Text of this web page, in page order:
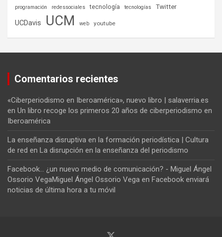
programación
redessociales tecnología tecnologías Twitter
UCDavis UCM web youtube
Comentarios recientes
«Ciberperiodismo en Iberoamérica», nuevo libro | salaverria.es
en Un libro recoge los primeros 20 años de ciberperiodismo en
Iberoamérica
La enseñanza disruptiva en la formación periodística | Cultura
de red en La disrupción en la enseñanza del periodismo
Facebook... ¿un nuevo medio de comunicación? - Miguel Ángel
Ossorio VegaMiguel Ángel Ossorio Vega en Facebook enviará
noticias de última hora a tu móvil